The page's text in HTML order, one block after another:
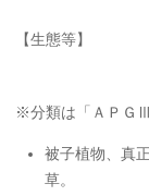
【生態等】
※分類は「ＡＰＧⅢ
被子植物、真
草。